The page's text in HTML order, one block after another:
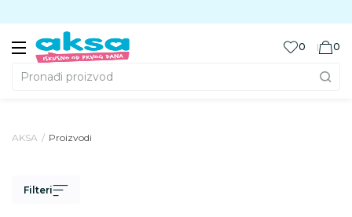
Pronađi proizvod
0 0
AKSA Proizvodi
Filteri